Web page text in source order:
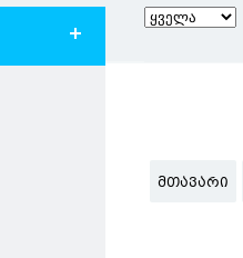
ᲛᲗᲐᲕᲐᲠᲘ